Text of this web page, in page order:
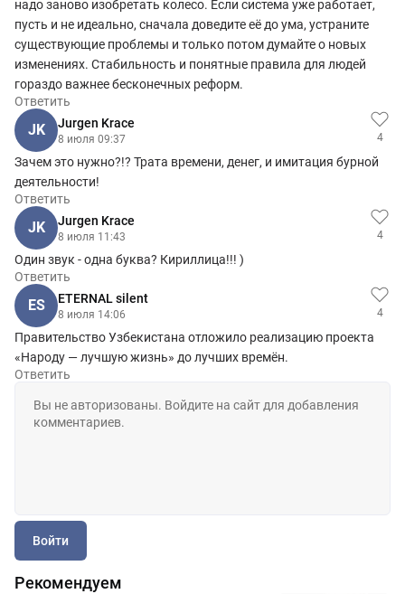
надо заново изобретать колесо. Если система уже работает,
пусть и не идеально, сначала доведите её до ума, устраните
существующие проблемы и только потом думайте о новых
изменениях. Стабильность и понятные правила для людей
гораздо важнее бесконечных реформ.
Ответить
JK Jurgen Krace
8 июля 09:37 4
Зачем это нужно?!? Трата времени, денег, и имитация бурной
деятельности!
Ответить
JK Jurgen Krace
8 июля 11:43 4
Один звук - одна буква? Кириллица!!! )
Ответить
ES ETERNAL silent
8 июля 14:06 4
Правительство Узбекистана отложило реализацию проекта
«Народу — лучшую жизнь» до лучших времён.
Ответить
Войти
Рекомендуем